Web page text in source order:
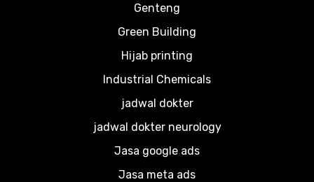
Genteng
Green Building
Hijab printing
Industrial Chemicals
jadwal dokter
jadwal dokter neurology
Jasa google ads
Jasa meta ads